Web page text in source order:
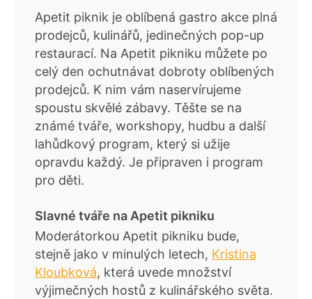
Apetit piknik je oblíbená gastro akce plná
prodejců, kulinářů, jedinečných pop-up
restaurací. Na Apetit pikniku můžete po
celý den ochutnávat dobroty oblíbených
prodejců. K nim vám naservírujeme
spoustu skvělé zábavy. Těšte se na
známé tváře, workshopy, hudbu a další
lahůdkový program, který si užije
opravdu každý. Je připraven i program
pro děti.
Slavné tváře na Apetit pikniku
Moderátorkou Apetit pikniku bude,
stejně jako v minulých letech, Kristina
Kloubková, která uvede množství
výjimečných hostů z kulinářského světa.